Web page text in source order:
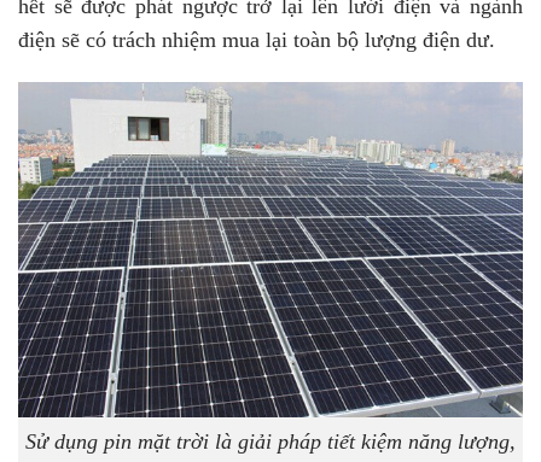
hết sẽ được phát ngược trở lại lên lưới điện và ngành
điện sẽ có trách nhiệm mua lại toàn bộ lượng điện dư.
Sử dụng pin mặt trời là giải pháp tiết kiệm năng lượng,